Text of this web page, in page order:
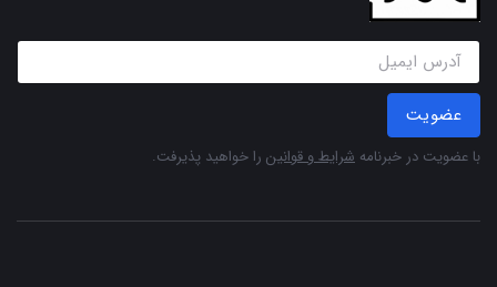
عضویت
با عضویت در خبرنامه شرایط و قوانین را خواهید پذیرفت.